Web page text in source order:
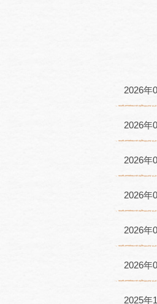
2026年
2026年
2026年
2026年
2026年
2026年
2025年